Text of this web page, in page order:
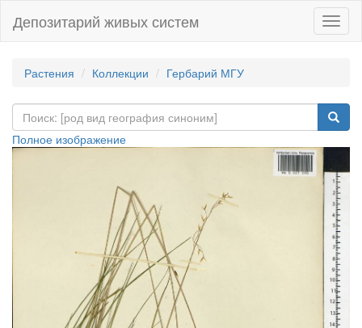
Депозитарий живых систем
Растения Коллекции Гербарий МГУ
Полное изображение